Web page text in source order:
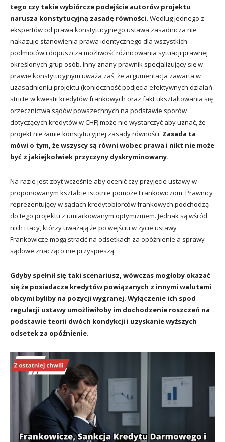
tego czy takie wybiórcze podejście autorów projektu
narusza konstytucyjną zasadę równości. Według jednego z
ekspertów od prawa konstytucyjnego ustawa zasadnicza nie
nakazuje stanowienia prawa identycznego dla wszystkich
podmiotów i dopuszcza możliwość różnicowania sytuacji prawnej
określonych grup osób. Inny znany prawnik specjalizujący się w
prawie konstytucyjnym uważa zaś, że argumentacja zawarta w
uzasadnieniu projektu (konieczność podjęcia efektywnych działań
stricte w kwestii kredytów frankowych oraz fakt ukształtowania się
orzecznictwa sądów powszechnych na podstawie sporów
dotyczących kredytów w CHF) może nie wystarczyć aby uznać, że
projekt nie łamie konstytucyjnej zasady równości. Zasada ta
mówi o tym, że wszyscy są równi wobec prawa i nikt nie może
być z jakiejkolwiek przyczyny dyskryminowany.
Na razie jest zbyt wcześnie aby ocenić czy przyjęcie ustawy w
proponowanym kształcie istotnie pomoże Frankowiczom. Prawnicy
reprezentujący w sądach kredytobiorców frankowych podchodzą
do tego projektu z umiarkowanym optymizmem. Jednak są wśród
nich i tacy, którzy uważają że po wejściu w życie ustawy
Frankowicze mogą stracić na odsetkach za opóźnienie a sprawy
sądowe znacząco nie przyspieszą.
Gdyby spełnił się taki scenariusz, wówczas mogłoby okazać
się że posiadacze kredytów powiązanych z innymi walutami
obcymi byliby na pozycji wygranej. Wyłączenie ich spod
regulacji ustawy umożliwiłoby im dochodzenie roszczeń na
podstawie teorii dwóch kondykcji i uzyskanie wyższych
odsetek za opóźnienie.